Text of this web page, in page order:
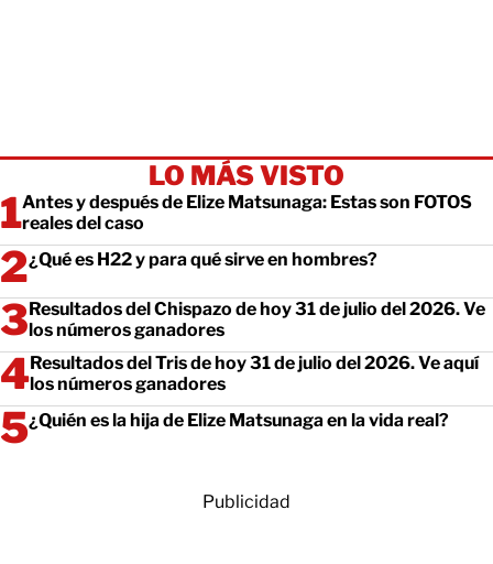
LO MÁS VISTO
Antes y después de Elize Matsunaga: Estas son FOTOS
reales del caso
¿Qué es H22 y para qué sirve en hombres?
Resultados del Chispazo de hoy 31 de julio del 2026. Ve
los números ganadores
Resultados del Tris de hoy 31 de julio del 2026. Ve aquí
los números ganadores
¿Quién es la hija de Elize Matsunaga en la vida real?
Publicidad